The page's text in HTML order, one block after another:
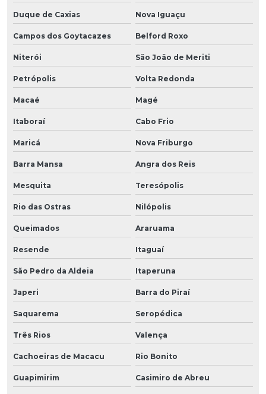
Duque de Caxias Nova Iguaçu
Campos dos Goytacazes Belford Roxo
Niterói São João de Meriti
Petrópolis Volta Redonda
Macaé Magé
Itaboraí Cabo Frio
Maricá Nova Friburgo
Barra Mansa Angra dos Reis
Mesquita Teresópolis
Rio das Ostras Nilópolis
Queimados Araruama
Resende Itaguaí
São Pedro da Aldeia Itaperuna
Japeri Barra do Piraí
Saquarema Seropédica
Três Rios Valença
Cachoeiras de Macacu Rio Bonito
Guapimirim Casimiro de Abreu